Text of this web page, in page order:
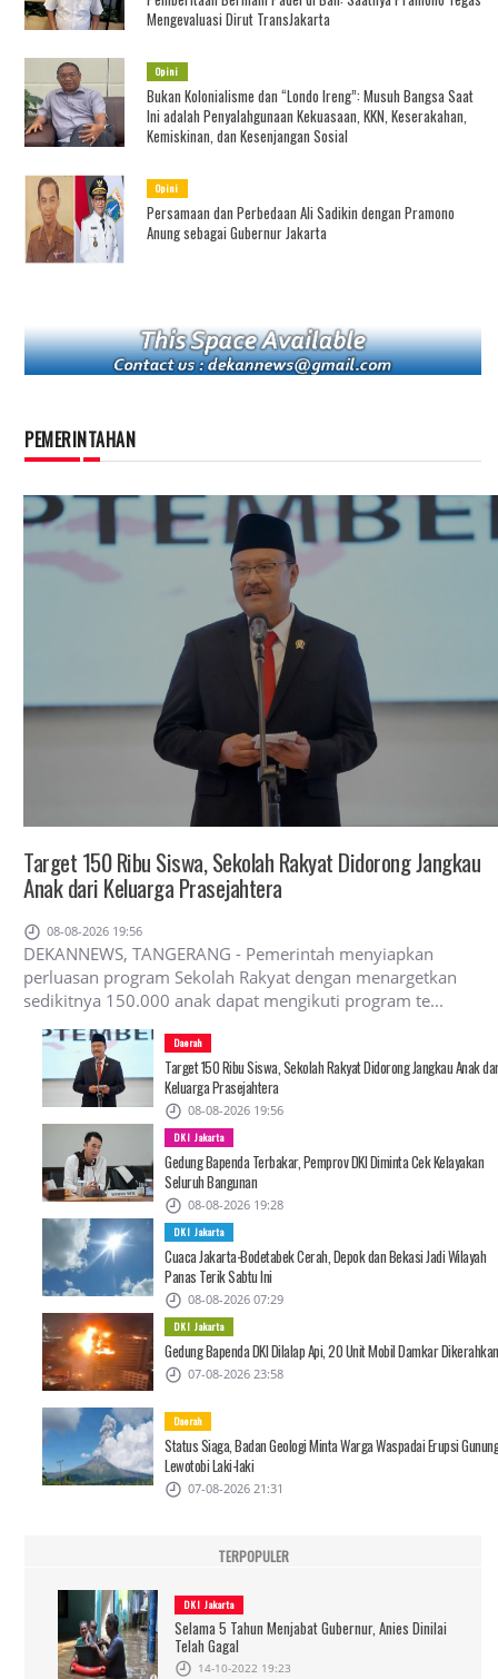
Mengevaluasi Dirut TransJakarta
Opini
Bukan Kolonialisme dan “Londo Ireng”: Musuh Bangsa Saat
Ini adalah Penyalahgunaan Kekuasaan, KKN, Keserakahan,
Kemiskinan, dan Kesenjangan Sosial
Opini
Persamaan dan Perbedaan Ali Sadikin dengan Pramono
Anung sebagai Gubernur Jakarta
PEMERINTAHAN
Target 150 Ribu Siswa, Sekolah Rakyat Didorong Jangkau
Anak dari Keluarga Prasejahtera
08-08-2026 19:56
DEKANNEWS, TANGERANG - Pemerintah menyiapkan
perluasan program Sekolah Rakyat dengan menargetkan
sedikitnya 150.000 anak dapat mengikuti program te...
Daerah
Target 150 Ribu Siswa, Sekolah Rakyat Didorong Jangkau Anak
Keluarga Prasejahtera
08-08-2026 19:56
DKI Jakarta
Gedung Bapenda Terbakar, Pemprov DKI Diminta Cek Kelayakan
Seluruh Bangunan
08-08-2026 19:28
DKI Jakarta
Cuaca Jakarta-Bodetabek Cerah, Depok dan Bekasi Jadi Wilayah
Panas Terik Sabtu Ini
08-08-2026 07:29
DKI Jakarta
Gedung Bapenda DKI Dilalap Api, 20 Unit Mobil Damkar Dikerahkan
07-08-2026 23:58
Daerah
Status Siaga, Badan Geologi Minta Warga Waspadai Erupsi Gunung
Lewotobi Laki-laki
07-08-2026 21:31
TERPOPULER
DKI Jakarta
Selama 5 Tahun Menjabat Gubernur, Anies Dinilai
Telah Gagal
14-10-2022 19:23